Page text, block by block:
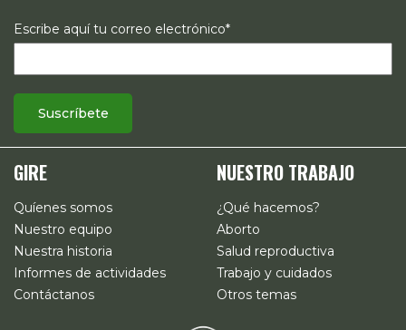
Escribe aquí tu correo electrónico*
GIRE
Quíenes somos
Nuestro equipo
Nuestra historia
Informes de actividades
Contáctanos
NUESTRO TRABAJO
¿Qué hacemos?
Aborto
Salud reproductiva
Trabajo y cuidados
Otros temas